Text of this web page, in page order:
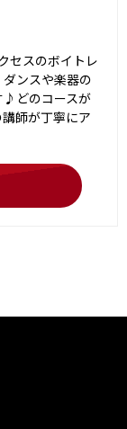
セスのボイトレ
ンスや楽器の
♪どのコースが
師が丁寧にア